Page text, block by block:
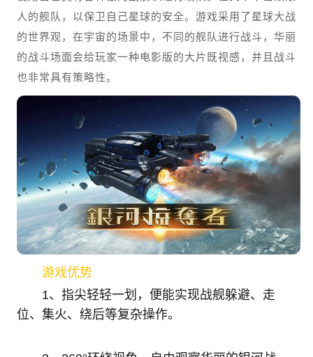
人的舰队，以保卫自己星球的安全。游戏采用了星球大战
的世界观，在宇宙的场景中，不同的舰队进行战斗，华丽
的战斗场面会给玩家一种电影版的大片既视感，并且战斗
也非常具有策略性。
游戏优势
1、指尖轻轻一划，便能实现战舰躲避、走
位、集火、绕后等复杂操作。